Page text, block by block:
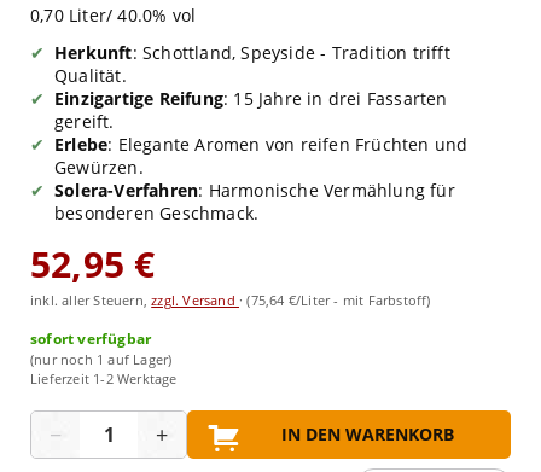
0,70 Liter/ 40.0% vol
Herkunft: Schottland, Speyside - Tradition trifft
Qualität.
Einzigartige Reifung: 15 Jahre in drei Fassarten
gereift.
Erlebe: Elegante Aromen von reifen Früchten und
Gewürzen.
Solera-Verfahren: Harmonische Vermählung für
besonderen Geschmack.
52,95 €
inkl. aller Steuern,zzgl. Versand ·(75,64 €/Liter - mit Farbstoff)
sofort verfügbar
(nur noch 1 auf Lager)
Lieferzeit 1-2 Werktage
− + IN DEN WARENKORB